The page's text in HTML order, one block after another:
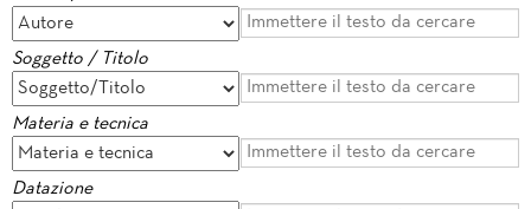
Soggetto / Titolo
Materia e tecnica
Datazione